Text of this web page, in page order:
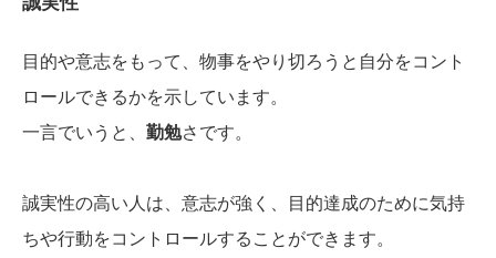
目的や意志をもって、物事をやり切ろうと自分をコント
ロールできるかを示しています。
一言でいうと、 勤勉さです。
誠実性の高い人は、意志が強く、目的達成のために気持
ちや行動をコントロールすることができます。